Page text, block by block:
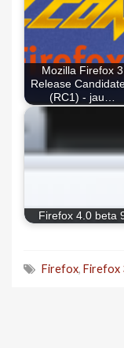
Mozilla Firefox 3
Release
(RC1) - jau…
Firefox 4.0 beta
Firefox, Firefox